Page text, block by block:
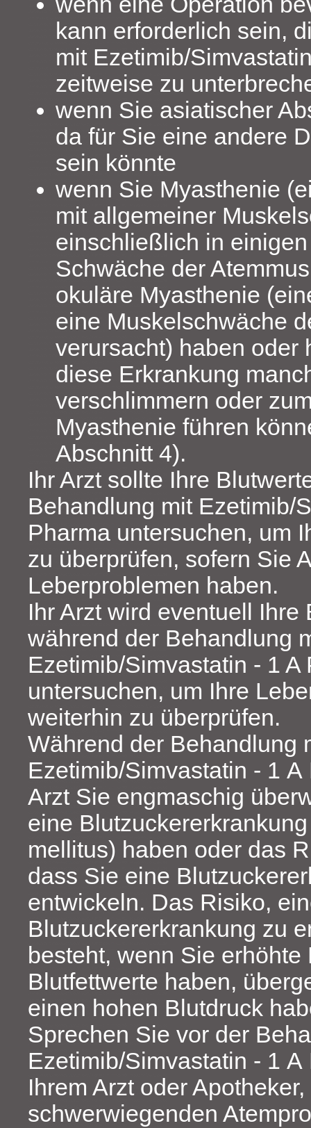
kann erforderlich sein,
mit Ezetimib/
zeitweise zu
wenn Sie asiatischer
da für Sie eine andere
sein könnte
wenn Sie Myasthenie
mit allgemeiner
einschließlich in
Schwäche der
okuläre Myasthenie
eine Muskelschwäche
verursacht) haben oder
diese Erkrankung
verschlimmern oder
Myasthenie führen
Abschnitt 4).
Ihr Arzt sollte Ihre
Behandlung mit Ezetimib/
Pharma untersuchen, um
zu überprüfen, sofern Sie
Leberproblemen haben.
Ihr Arzt wird eventuell Ihre
während der Behandlung
Ezetimib/Simvastatin - 1 A
untersuchen, um Ihre
weiterhin zu überprüfen.
Während der Behandlung
Ezetimib/Simvastatin - 1
Arzt Sie engmaschig
eine
mellitus) haben oder das
dass Sie eine
entwickeln. Das Risiko,
Blutzuckererkrankung zu
besteht, wenn Sie
Blutfettwerte haben,
einen hohen Blutdruck
Sprechen Sie vor der
Ezetimib/Simvastatin - 1 A
Ihrem Arzt oder
schwerwiegenden